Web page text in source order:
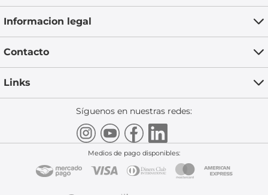
Informacion legal
Contacto
Links
Síguenos en nuestras redes:
Medios de pago disponibles: